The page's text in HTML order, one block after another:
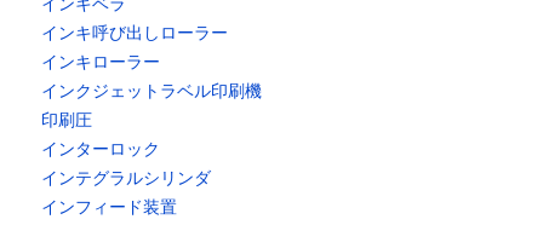
インキ呼び出しローラー
インキローラー
インクジェットラベル印刷機
印刷圧
インターロック
インテグラルシリンダ
インフィード装置